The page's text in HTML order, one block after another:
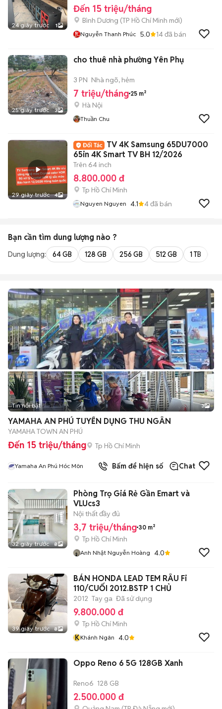
24 giây trước 1
Đến 15 triệu/tháng
Bình Dương (TP Hồ Chí Minh mới)
Nguyễn Thanh Phúc 5.0 14đã bán
25 giây trước 3
cho thuê nhà phường Yên Phụ
3 PN Nhà ngõ, hẻm
7 triệu/tháng 25 m²
Hà Nội
Thuần Chu
29 giây trước 4
TV 4K Samsung 65DU7000
65in 4K Smart TV BH 12/2026
Trên 64 inch
8.800.000 đ
Tp Hồ Chí Minh
Nguyen Nguyen 4.1 4đã bán
Bạn cần tìm dung lượng nào ?
Dung lượng: 64 GB 128 GB 256 GB 512 GB 1 TB
Tin nổi bật 3
YAMAHA AN PHÚ TUYỂN DỤNG THU NGÂN
YAMAHA TOWN AN PHÚ
Đến 15 triệu/tháng Tp Hồ Chí Minh
Yamaha An Phú Hóc Môn Bấm để hiện số Chat
32 giây trước 8
Phòng Trọ Giá Rẻ Gần Emart và
VLUcs3
Nội thất đầy đủ
3,7 triệu/tháng 30 m²
Tp Hồ Chí Minh
Anh Nhật Nguyễn Hoàng 4.0
39 giây trước 8
BÁN HONDA LEAD TEM RÂU Fi
110/CUỐI 2012.BSTP 1 CHỦ
2012 Tay ga Đã sử dụng
9.800.000 đ
Tp Hồ Chí Minh
KKhánh Ngân 4.0
Oppo Reno 6 5G 128GB Xanh
Reno6 128 GB
2.500.000 đ